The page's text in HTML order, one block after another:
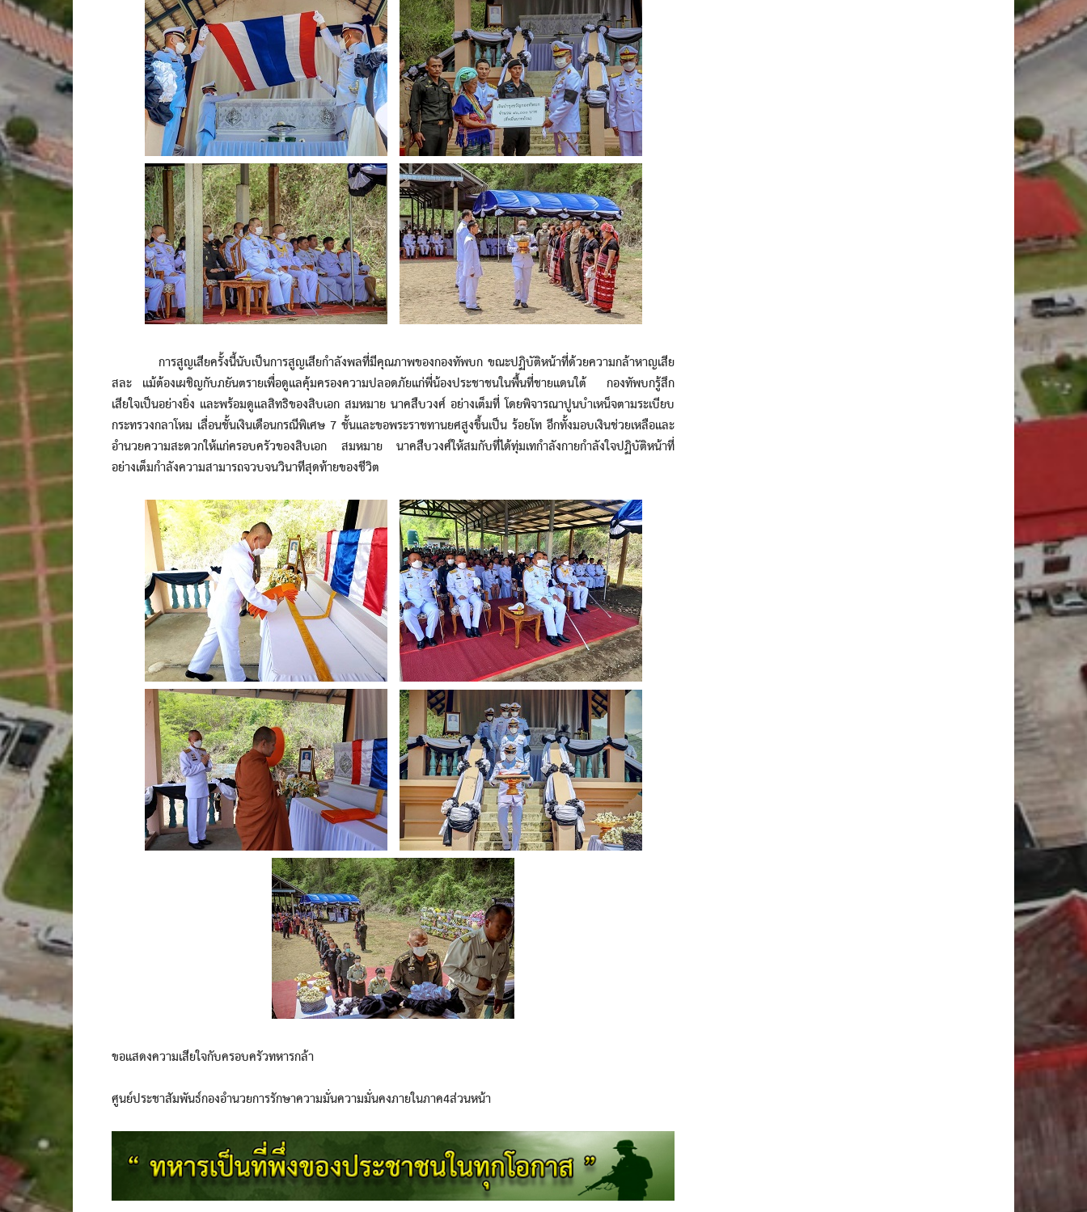
การสูญเสียครั้งนี้นับเป็นการสูญเสียกำลังพลที่มีคุณภาพของกองทัพบก ขณะปฏิบัติหน้าที่ด้วยความกล้าหาญเสีย
สละ แม้ต้องเผชิญกับภยันตรายเพื่อดูแลคุ้มครองความปลอดภัยแก่พี่น้องประชาชนในพื้นที่ชายแดนใต้ กองทัพบกรู้สึก
เสียใจเป็นอย่างยิ่ง และพร้อมดูแลสิทธิของสิบเอก สมหมาย นาคสืบวงศ์ อย่างเต็มที่ โดยพิจารณาปูนบำเหน็จตามระเบียบ
กระทรวงกลาโหม เลื่อนชั้นเงินเดือนกรณีพิเศษ 7 ชั้นและขอพระราชทานยศสูงขึ้นเป็น ร้อยโท อีกทั้งมอบเงินช่วยเหลือและ
อำนวยความสะดวกให้แก่ครอบครัวของสิบเอก สมหมาย นาคสืบวงศ์ให้สมกับที่ได้ทุ่มเทกำลังกายกำลังใจปฏิบัติหน้าที่
อย่างเต็มกำลังความสามารถจวบจนวินาทีสุดท้ายของชีวิต
ขอแสดงความเสียใจกับครอบครัวทหารกล้า
ศูนย์ประชาสัมพันธ์กองอำนวยการรักษาความมั่นความมั่นคงภายในภาค4ส่วนหน้า